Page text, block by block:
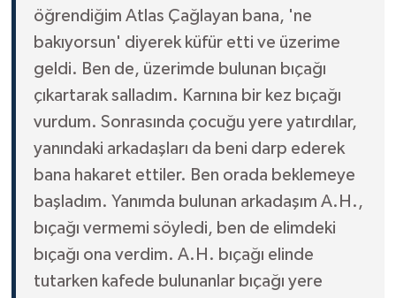
öğrendiğim Atlas Çağlayan bana, 'ne
bakıyorsun' diyerek küfür etti ve üzerime
geldi. Ben de, üzerimde bulunan bıçağı
çıkartarak salladım. Karnına bir kez bıçağı
vurdum. Sonrasında çocuğu yere yatırdılar,
yanındaki arkadaşları da beni darp ederek
bana hakaret ettiler. Ben orada beklemeye
başladım. Yanımda bulunan arkadaşım A.H.,
bıçağı vermemi söyledi, ben de elimdeki
bıçağı ona verdim. A.H. bıçağı elinde
tutarken kafede bulunanlar bıçağı yere